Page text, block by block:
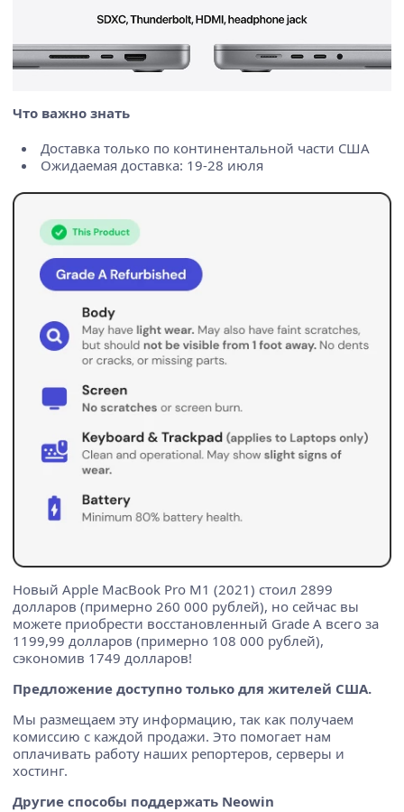
Что важно знать
Доставка только по континентальной части США
Ожидаемая доставка: 19-28 июля
Новый Apple MacBook Pro M1 (2021) стоил 2899
долларов (примерно 260 000 рублей), но сейчас вы
можете приобрести восстановленный Grade A всего за
1199,99 долларов (примерно 108 000 рублей),
сэкономив 1749 долларов!
Предложение доступно только для жителей США.
Мы размещаем эту информацию, так как получаем
комиссию с каждой продажи. Это помогает нам
оплачивать работу наших репортеров, серверы и
хостинг.
Другие способы поддержать Neowin